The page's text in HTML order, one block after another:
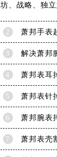
坊、战略、独
2
3
4
5
6
7